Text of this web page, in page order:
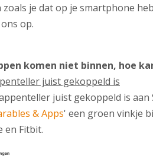
je dat op je smartphone
op.
komen niet binnen, hoe
juist gekoppeld is
juist gekoppeld is aan
& Apps' een groen vinkje
en Fitbit.